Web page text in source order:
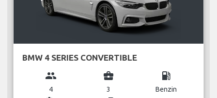
BMW 4 SERIES CONVERTIBLE
group
4
business_center
3
local_gas_station
Benzin